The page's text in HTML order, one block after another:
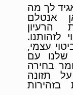
לך מה
אנטלם
הרעיון
לזהותנו.
עצמי,
עם
בחירה
תזונה